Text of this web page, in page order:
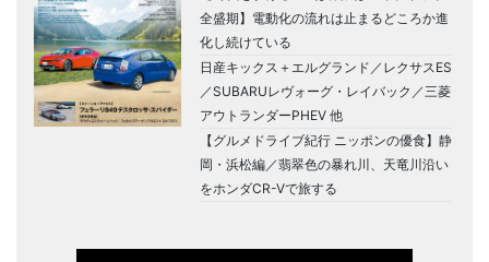
全盛期】電動化の流れは止まるどころか進
化し続けている
日産キックス＋エルグランド／レクサスES
／SUBARUレヴォーグ・レイバック／三菱
アウトランダーPHEV 他
【グルメドライブ紀行 ニッポンの優食】静
岡・浜松編／翡翠色の暴れ川、天竜川沿い
をホンダCR-Vで旅する